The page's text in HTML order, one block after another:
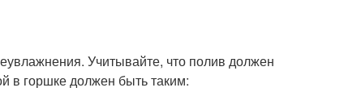
Учитывайте, что полив должен
в горшке должен быть таким: